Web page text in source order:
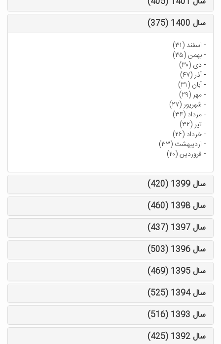
سال 1400 (375)
- اسفند (۳۱)
-بهمن (۳۵)
- دی (۳۰)
-آذر (۴۷)
-آبان (۳۱)
-مهر (۲۹)
- شهریور (۲۷)
-مرداد (۳۴)
-تیر (۳۲)
-خرداد (۲۶)
- اردیبهشت (۳۳)
- فروردین (۲۰)
سال 1399 (420)
سال 1398 (460)
سال 1397 (437)
سال 1396 (503)
سال 1395 (469)
سال 1394 (525)
سال 1393 (516)
سال 1392 (425)